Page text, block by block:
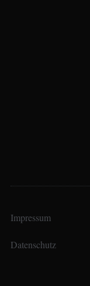
Impressum
Datenschutz